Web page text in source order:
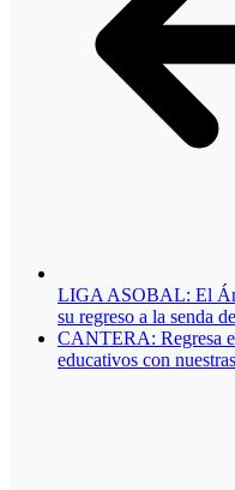
LIGA ASOBAL: El
su regreso a la senda
CANTERA: Regresa
educativos con